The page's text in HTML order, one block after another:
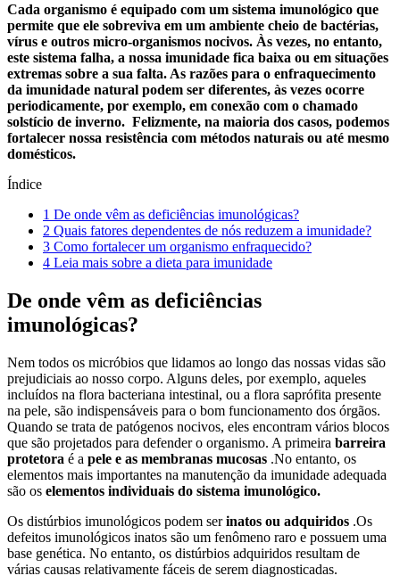
Cada organismo é equipado com um sistema imunológico que
permite que ele sobreviva em um ambiente cheio de bactérias,
vírus e outros micro-organismos nocivos. Às vezes, no entanto,
este sistema falha, a nossa imunidade fica baixa ou em situações
extremas sobre a sua falta. As razões para o enfraquecimento
da imunidade natural podem ser diferentes, às vezes ocorre
periodicamente, por exemplo, em conexão com o chamado
solstício de inverno. Felizmente, na maioria dos casos, podemos
fortalecer nossa resistência com métodos naturais ou até mesmo
domésticos.
Índice
1 De onde vêm as deficiências imunológicas?
2 Quais fatores dependentes de nós reduzem a imunidade?
3 Como fortalecer um organismo enfraquecido?
4 Leia mais sobre a dieta para imunidade
De onde vêm as deficiências
imunológicas?
Nem todos os micróbios que lidamos ao longo das nossas vidas são
prejudiciais ao nosso corpo. Alguns deles, por exemplo, aqueles
incluídos na flora bacteriana intestinal, ou a flora saprófita presente
na pele, são indispensáveis para o bom funcionamento dos órgãos.
Quando se trata de patógenos nocivos, eles encontram vários blocos
que são projetados para defender o organismo. A primeira barreira
protetora é a pele e as membranas mucosas .No entanto, os
elementos mais importantes na manutenção da imunidade adequada
são os elementos individuais do sistema imunológico.
Os distúrbios imunológicos podem serinatos ou adquiridos .Os
defeitos imunológicos inatos são um fenômeno raro e possuem uma
base genética. No entanto, os distúrbios adquiridos resultam de
várias causas relativamente fáceis de serem diagnosticadas.